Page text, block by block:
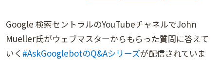
Google 検索セントラルのYouTubeチャネルでJohn
Mueller氏がウェブマスターからもらった質問に答えて
いく #AskGooglebotのQ&Aシリーズが配信されていま